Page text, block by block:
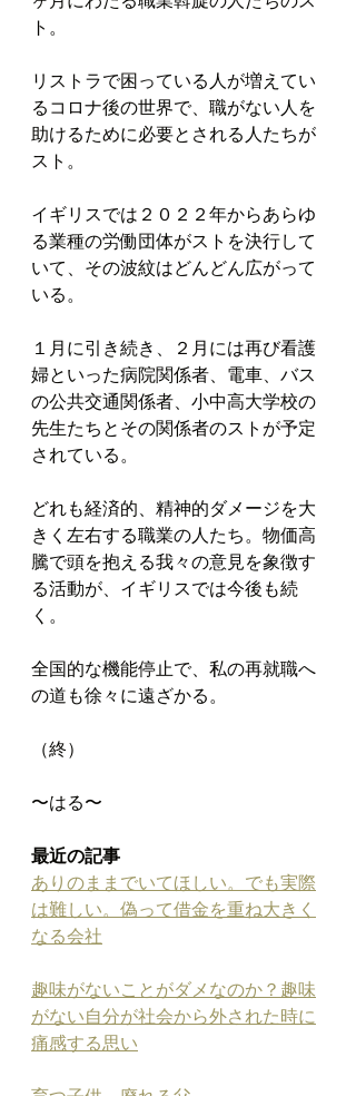
ト。
リストラで困っている人が増えてい
るコロナ後の世界で、職がない人を
助けるために必要とされる人たちが
スト。
イギリスでは２０２２年からあらゆ
る業種の労働団体がストを決行して
いて、その波紋はどんどん広がって
いる。
１月に引き続き、２月には再び看護
婦といった病院関係者、電車、バス
の公共交通関係者、小中高大学校の
先生たちとその関係者のストが予定
されている。
どれも経済的、精神的ダメージを大
きく左右する職業の人たち。物価高
騰で頭を抱える我々の意見を象徴す
る活動が、イギリスでは今後も続
く。
全国的な機能停止で、私の再就職へ
の道も徐々に遠ざかる。
（終）
〜はる〜
最近の記事
ありのままでいてほしい。でも実際
は難しい。偽って借金を重ね大きく
なる会社
趣味がないことがダメなのか？趣味
がない自分が社会から外された時に
痛感する思い